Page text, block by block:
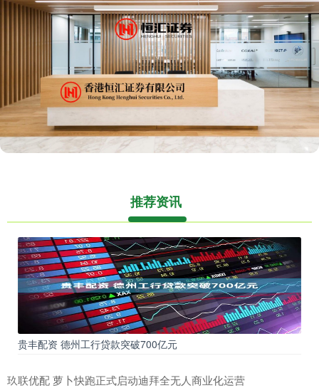
推荐资讯
贵丰配资 德州工行贷款突破700亿元
玖联优配 萝卜快跑正式启动迪拜全无人商业化运营